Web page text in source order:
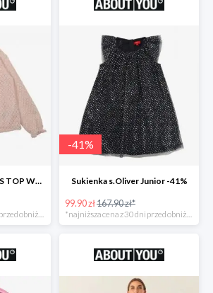
Koszulka 'konLINE L/S TOP WVN' KIDS ONLY -61%
-41%
Sukienka s.Oliver Junior -41%
99.90 zł167.90 zł*